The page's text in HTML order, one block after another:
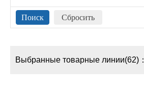
Выбранные товарные линии(62)：